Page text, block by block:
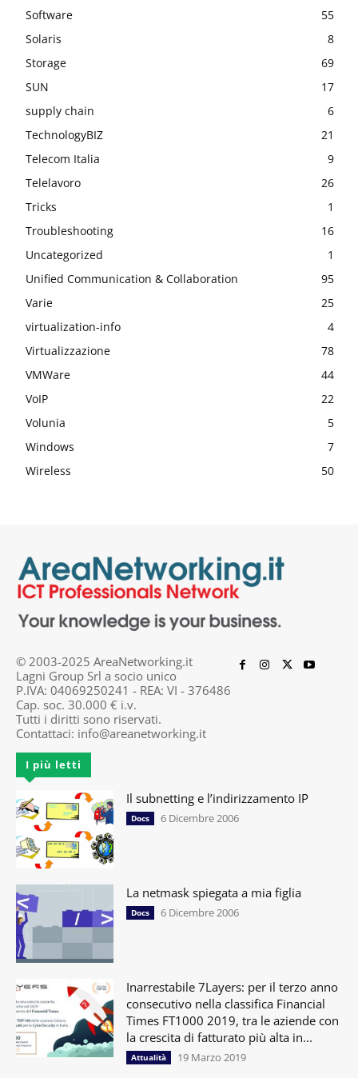
Software
55
Solaris
8
Storage
69
SUN
17
supply chain
6
TechnologyBIZ
21
Telecom Italia
9
Telelavoro
26
Tricks
1
Troubleshooting
16
Uncategorized
1
Unified Communication & Collaboration
95
Varie
25
virtualization-info
4
Virtualizzazione
78
VMWare
44
VoIP
22
Volunia
5
Windows
7
Wireless
50
© 2003-2025 AreaNetworking.it
Lagni Group Srl a socio unico
P.IVA: 04069250241 - REA: VI - 376486
Cap. soc. 30.000 € i.v.
Tutti i diritti sono riservati.
Contattaci: info@areanetworking.it
I più letti
Il subnetting e l’indirizzamento IP
Docs 6 Dicembre 2006
La netmask spiegata a mia figlia
Docs 6 Dicembre 2006
Inarrestabile 7Layers: per il terzo anno
consecutivo nella classifica Financial
Times FT1000 2019, tra le aziende con
la crescita di fatturato più alta in...
Attualità 19 Marzo 2019